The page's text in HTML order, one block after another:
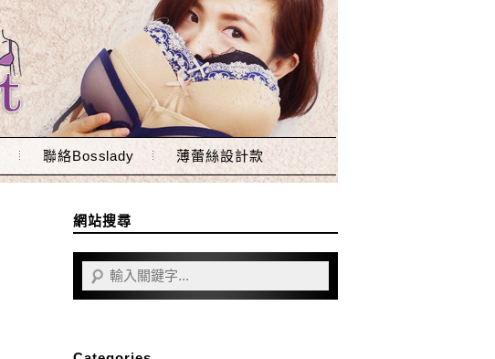
聯絡Bosslady 薄蕾絲設計款
網站搜尋